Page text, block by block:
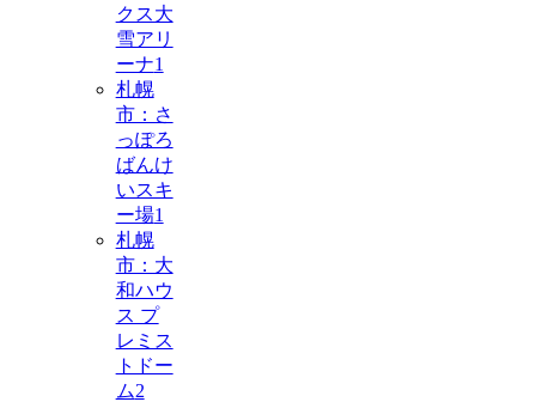
クス大
雪アリ
ーナ1
札幌
市：さ
っぽろ
ばんけ
いスキ
ー場1
札幌
市：大
和ハウ
ス プ
レミス
トドー
ム2